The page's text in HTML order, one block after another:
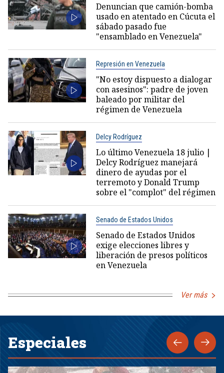
Denuncian que camión-bomba
usado en atentado en Cúcuta el
sábado pasado fue
"ensamblado en Venezuela"
Represión en Venezuela
"No estoy dispuesto a dialogar
con asesinos": padre de joven
baleado por militar del
régimen de Venezuela
Delcy Rodríguez
Lo último Venezuela 18 julio |
Delcy Rodríguez manejará
dinero de ayudas por el
terremoto y Donald Trump
sobre el "complot" del régimen
Senado de Estados Unidos
Senado de Estados Unidos
exige elecciones libres y
liberación de presos políticos
en Venezuela
Ver más
Especiales